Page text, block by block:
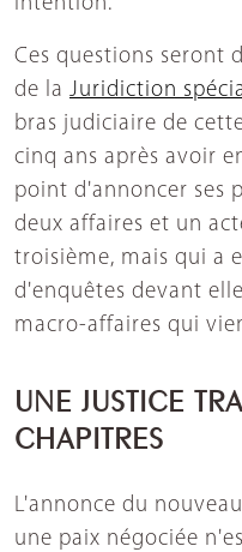
Ces questions seront
de la Juridiction
bras judiciaire de
cinq ans après avoir
point d'annoncer ses
deux affaires et un
troisième, mais qui a
d'enquêtes devant
macro-affaires qui
UNE JUSTICE
CHAPITRES
L'annonce du
une paix négociée